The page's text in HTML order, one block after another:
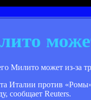
Милито может из-за
Италии против
сообщает Reuters.